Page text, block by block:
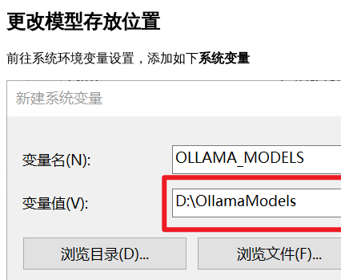
更改模型存放位置
前往系统环境变量设置，添加如下系统变量